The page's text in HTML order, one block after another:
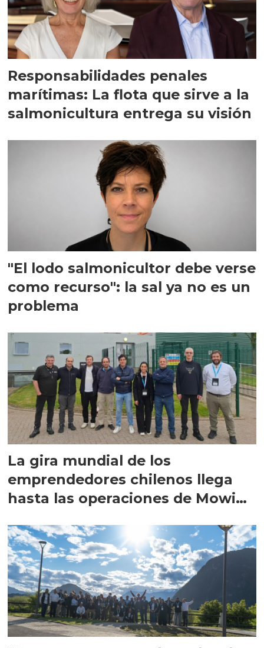
Responsabilidades penales
marítimas: La flota que sirve a la
salmonicultura entrega su visión
"El lodo salmonicultor debe verse
como recurso": la sal ya no es un
problema
La gira mundial de los
emprendedores chilenos llega
hasta las operaciones de Mowi